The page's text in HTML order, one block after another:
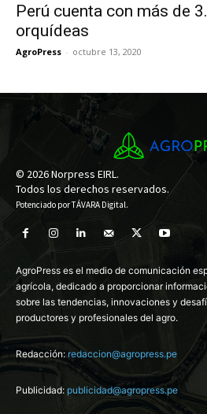
Perú cuenta con más de
orquídeas
AgroPress - octubre 13, 2020
© 2026 Norpress EIRL.
Todos los derechos reservados.
Potenciado porTÁVARA Digital.
AgroPress es el medio de comunicación
agrícola, dedicado a proporcionar
sobre las tendencias, innovaciones y
productores y profesionales del agro.
Redacción: redaccion@agropress.pe
Publicidad: publicidad@agropress.pe